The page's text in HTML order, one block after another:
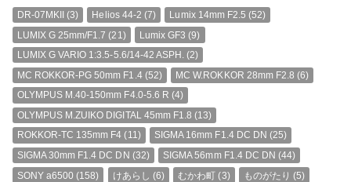
DR-07MKII (3) Helios 44-2 (7) Lumix 14mm F2.5 (52)
LUMIX G 25mm/F1.7 (21) Lumix GF3 (9)
LUMIX G VARIO 1:3.5-5.6/14-42 ASPH. (2)
MC ROKKOR-PG 50mm F1.4(52) MC W.ROKKOR 28mm F2.8 (6)
OLYMPUS M.40-150mm F4.0-5.6 R (4)
OLYMPUS M.ZUIKO DIGITAL 45mm F1.8 (13)
ROKKOR-TC 135mm F4 (11) SIGMA 16mm F1.4 DC DN (25)
SIGMA 30mm F1.4 DC DN (32) SIGMA 56mm F1.4 DC DN (44)
SONY a6500 (158) けあらし (6) むかわ町 (3) ものがたり (5)